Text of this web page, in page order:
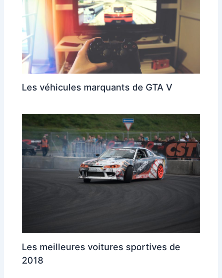
Les véhicules marquants de GTA V
Les meilleures voitures sportives de
2018